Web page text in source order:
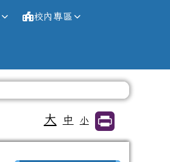
校內專區
大 中 小